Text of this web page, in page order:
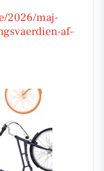
2026/maj-
af-